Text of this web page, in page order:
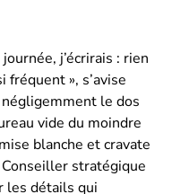
j’écrirais : rien
fréquent », s’avise
le dos
vide du moindre
blanche et cravate
stratégique
les détails qui